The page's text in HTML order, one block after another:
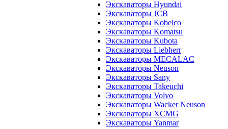
Экскаваторы Hyundai
Экскаваторы JCB
Экскаваторы Kobelco
Экскаваторы Komatsu
Экскаваторы Kubota
Экскаваторы Liebherr
Экскаваторы MECALAC
Экскаваторы Neuson
Экскаваторы Sany
Экскаваторы Takeuchi
Экскаваторы Volvo
Экскаваторы Wacker Neuson
Экскаваторы XCMG
Экскаваторы Yanmar